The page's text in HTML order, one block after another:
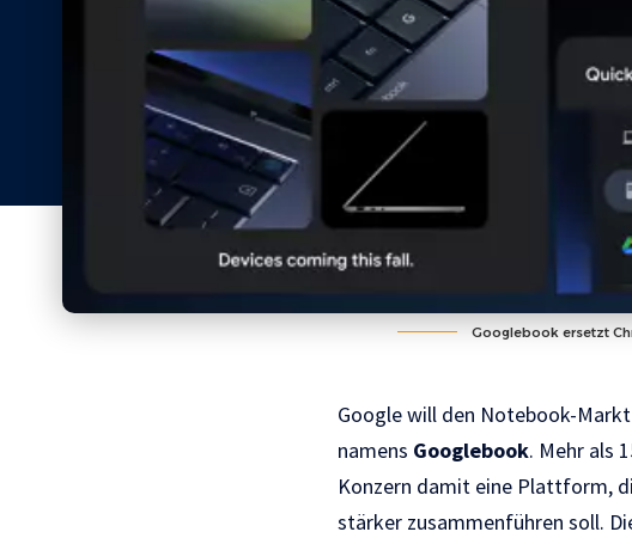
Googlebook ersetzt
Google will den Notebook-
namens Googlebook. Mehr als
Konzern damit eine Plattform,
stärker zusammenführen soll.